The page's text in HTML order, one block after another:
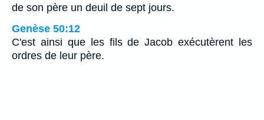
de son père un deuil de sept jours.
Genèse 50:12
C'est ainsi que les fils de Jacob exécutèrent les
ordres de leur père.